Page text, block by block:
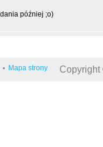
później ;o)
Mapa strony